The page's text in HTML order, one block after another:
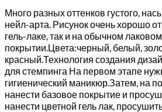
Много разных оттенков густого,
нейл-арта. Рисунок очень хорошо
гель-лаке, так и на обычном лаковом
покрытии.Цвета:черный, белый,
красный.Технология создания
для стемпинга На первом этапе
гигиенический маникюр.Затем, на
нанести базовое покрытие и
нанести цветной гель лак,